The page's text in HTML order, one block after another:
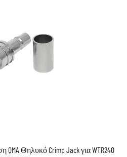
Θηλυκό Crimp Jack για WTR240